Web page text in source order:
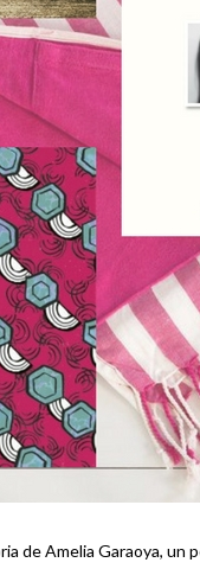
de Amelia Garaoya, un